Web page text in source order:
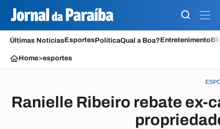
Últimas NotíciasEsportesPolíticaQual a Boa?Entretenimento
Home>esportes
Ranielle Ribeiro rebate ex-